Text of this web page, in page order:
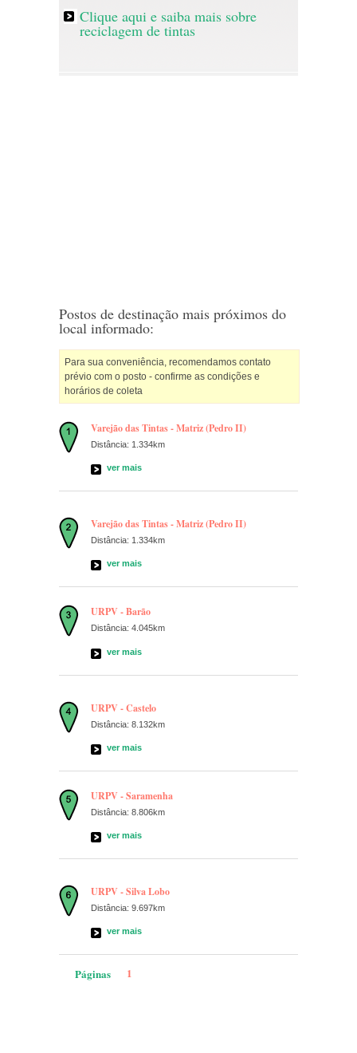
Clique aqui e saiba mais sobre
reciclagem de tintas
Postos de destinação mais próximos do
local informado:
Para sua conveniência, recomendamos contato
prévio com o posto - confirme as condições e
horários de coleta
Varejão das Tintas - Matriz (Pedro II)
Distância: 1.334km
ver mais
Varejão das Tintas - Matriz (Pedro II)
Distância: 1.334km
ver mais
URPV - Barão
Distância: 4.045km
ver mais
URPV - Castelo
Distância: 8.132km
ver mais
URPV - Saramenha
Distância: 8.806km
ver mais
URPV - Silva Lobo
Distância: 9.697km
ver mais
Páginas 1